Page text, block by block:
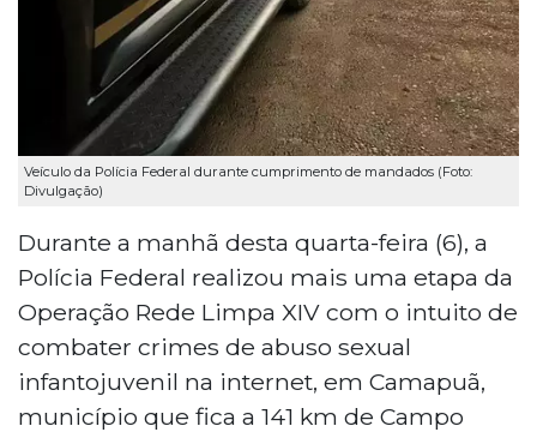
Veículo da Polícia Federal durante cumprimento de mandados (Foto:
Divulgação)
Durante a manhã desta quarta-feira (6), a
Polícia Federal realizou mais uma etapa da
Operação Rede Limpa XIV com o intuito de
combater crimes de abuso sexual
infantojuvenil na internet, em Camapuã,
município que fica a 141 km de Campo